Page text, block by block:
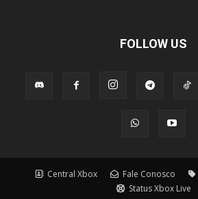
FOLLOW US
Central Xbox Fale Conosco
Status Xbox Live